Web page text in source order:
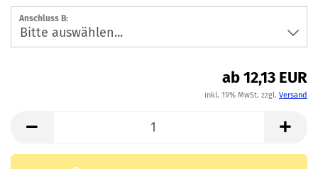
Anschluss B:
ab 12,13 EUR
inkl. 19% MwSt. zzgl. Versand